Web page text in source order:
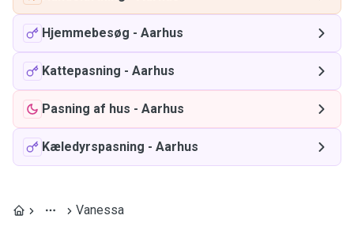
Hjemmebesøg - Aarhus
Kattepasning - Aarhus
Pasning af hus - Aarhus
Kæledyrspasning - Aarhus
Vanessa